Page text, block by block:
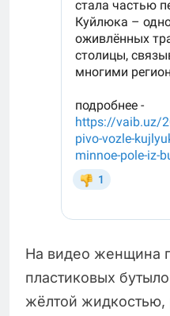
На видео женщина
пластиковых
жёлтой жидкостью,